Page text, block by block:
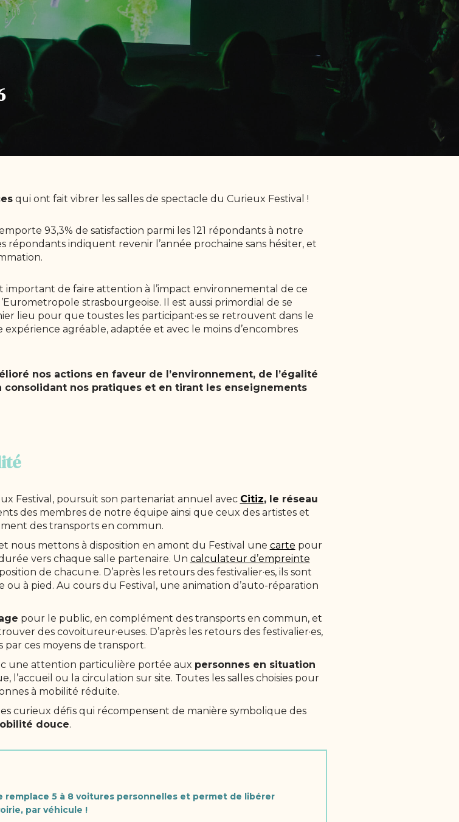
qui ont fait vibrer les salles de spectacle du Curieux Festival !
93,3% de satisfaction parmi les 121 répondants à notre
répondants indiquent revenir l’année prochaine sans hésiter, et
important de faire attention à l’impact environnemental de ce
strasbourgeoise. Il est aussi primordial de se
lieu pour que toustes les participant·es se retrouvent dans le
expérience agréable, adaptée et avec le moins d’encombres
nos actions en faveur de l’environnement, de l’égalité
nos pratiques et en tirant les enseignements
Festival, poursuit son partenariat annuel avec Citiz, le réseau
des membres de notre équipe ainsi que ceux des artistes et
des transports en commun.
nous mettons à disposition en amont du Festival une carte pour
vers chaque salle partenaire. Un calculateur d’empreinte
de chacun·e. D’après les retours des festivalier·es, ils sont
à pied. Au cours du Festival, une animation d’auto-réparation
pour le public, en complément des transports en commun, et
des covoitureur·euses. D’après les retours des festivalier·es,
par ces moyens de transport.
une attention particulière portée aux personnes en situation
l’accueil ou la circulation sur site. Toutes les salles choisies pour
à mobilité réduite.
curieux défis qui récompensent de manière symbolique des
douce.
remplace 5 à 8 voitures personnelles et permet de libérer
par véhicule !